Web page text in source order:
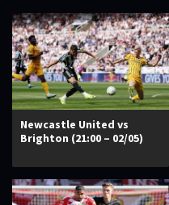
Newcastle United vs
Brighton (21:00 – 02/05)